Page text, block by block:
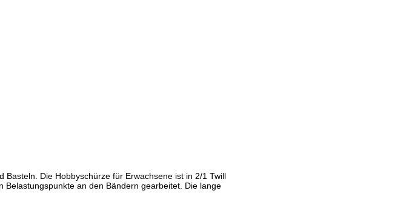
Die Hobbyschürze für Erwachsene ist in 2/1 Twill
an den Bändern gearbeitet. Die lange